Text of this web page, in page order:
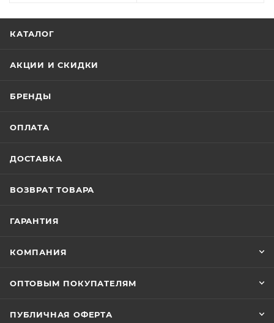
КАТАЛОГ
АКЦИИ И СКИДКИ
БРЕНДЫ
ОПЛАТА
ДОСТАВКА
ВОЗВРАТ ТОВАРА
ГАРАНТИЯ
КОМПАНИЯ
ОПТОВЫМ ПОКУПАТЕЛЯМ
ПУБЛИЧНАЯ ОФЕРТА